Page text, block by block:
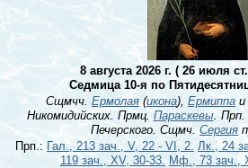
8 августа 2026 г. ( 26 июля
Седмица 10-я по
Сщмчч. Ермолая (икона), Ермиппаи
Никомидийских. Прмц.Параскевы. Прп.
Печерского. Сщмч. Сергия
Прп.: Гал., 213 зач., V, 22 - VI, 2. Лк., 24
119 зач., XV, 30-33. Мф., 73 зач.,